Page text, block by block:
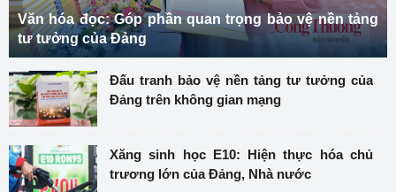
Văn hóa đọc: Góp phần quan trọng bảo vệ nền tảng
tư tưởng của Đảng
Đấu tranh bảo vệ nền tảng tư tưởng của
Đảng trên không gian mạng
Xăng sinh học E10: Hiện thực hóa chủ
trương lớn của Đảng, Nhà nước